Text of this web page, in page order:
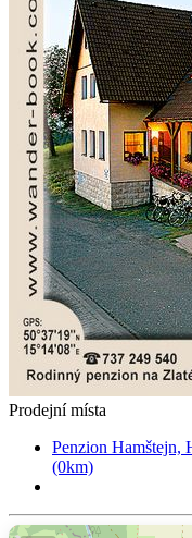
Prodejní místa
Penzion Hamštejn,
(0km)